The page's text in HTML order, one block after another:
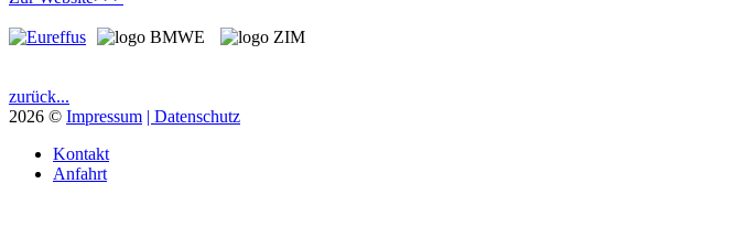
zurück...
2026 © Impressum | Datenschutz
Kontakt
Anfahrt